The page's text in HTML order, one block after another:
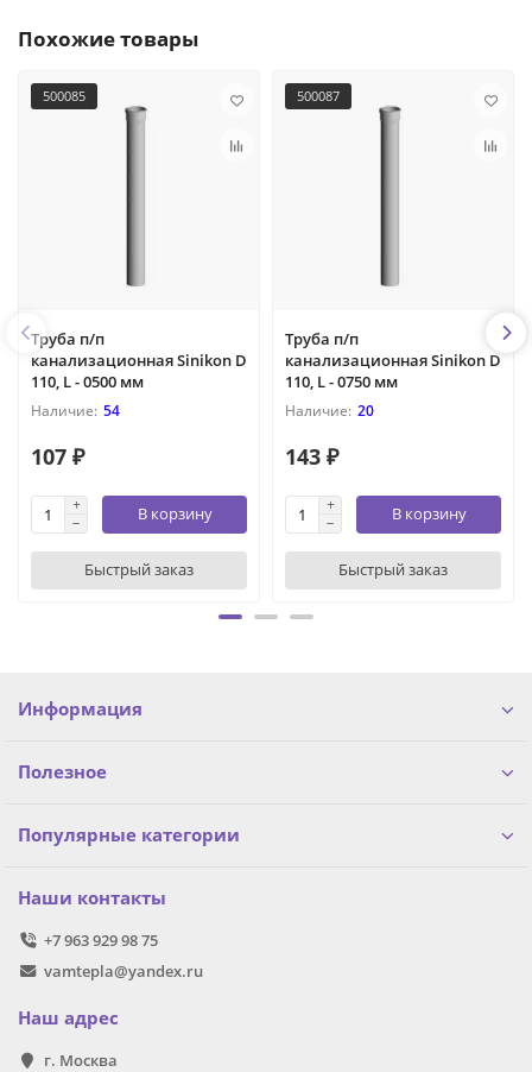
Похожие товары
500085
Труба п/п
канализационная Sinikon D
110, L - 0500 мм
54
107 ₽
В корзину
Быстрый заказ
500087
Труба п/п
канализационная Sinikon D
110, L - 0750 мм
20
143 ₽
В корзину
Быстрый заказ
Информация
Полезное
Популярные категории
Наши контакты
+7 963 929 98 75
vamtepla@yandex.ru
Наш адрес
г. Москва